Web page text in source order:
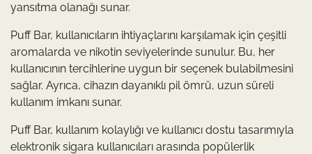
yansıtma olanağı sunar.
Puff Bar, kullanıcıların ihtiyaçlarını karşılamak için çeşitli
aromalarda ve nikotin seviyelerinde sunulur. Bu, her
kullanıcının tercihlerine uygun bir seçenek bulabilmesini
sağlar. Ayrıca, cihazın dayanıklı pil ömrü, uzun süreli
kullanım imkanı sunar.
Puff Bar, kullanım kolaylığı ve kullanıcı dostu tasarımıyla
elektronik sigara kullanıcıları arasında popülerlik